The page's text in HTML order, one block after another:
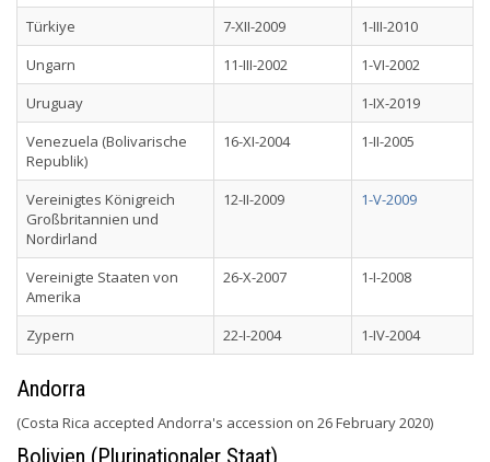
Türkiye
7-XII-2009
1-III-2010
Ungarn
11-III-2002
1-VI-2002
Uruguay
1-IX-2019
Venezuela (Bolivarische
Republik)
16-XI-2004 1-II-2005
Vereinigtes Königreich
Großbritannien und
Nordirland
12-II-2009 1-V-2009
Vereinigte Staaten von
Amerika
26-X-2007 1-I-2008
Zypern 22-I-2004 1-IV-2004
Andorra
(Costa Rica accepted Andorra's accession on 26 February 2020)
Bolivien (Plurinationaler Staat)